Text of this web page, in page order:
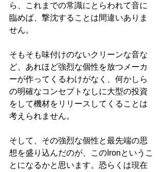
ら、これまでの常識にとらわれて音に
臨めば、撃沈することは間違いありま
せん。
そもそも味付けのないクリーンな音な
ど、あれほど強烈な個性を放つメーカ
ーが作ってくるわけがなく、何かしら
の明確なコンセプトなしに大型の投資
をして機材をリリースしてくることは
考えられません。
そして、その強烈な個性と最先端の思
想を盛り込んだのが、このIronというこ
とになるかと思います。恐らくは現在